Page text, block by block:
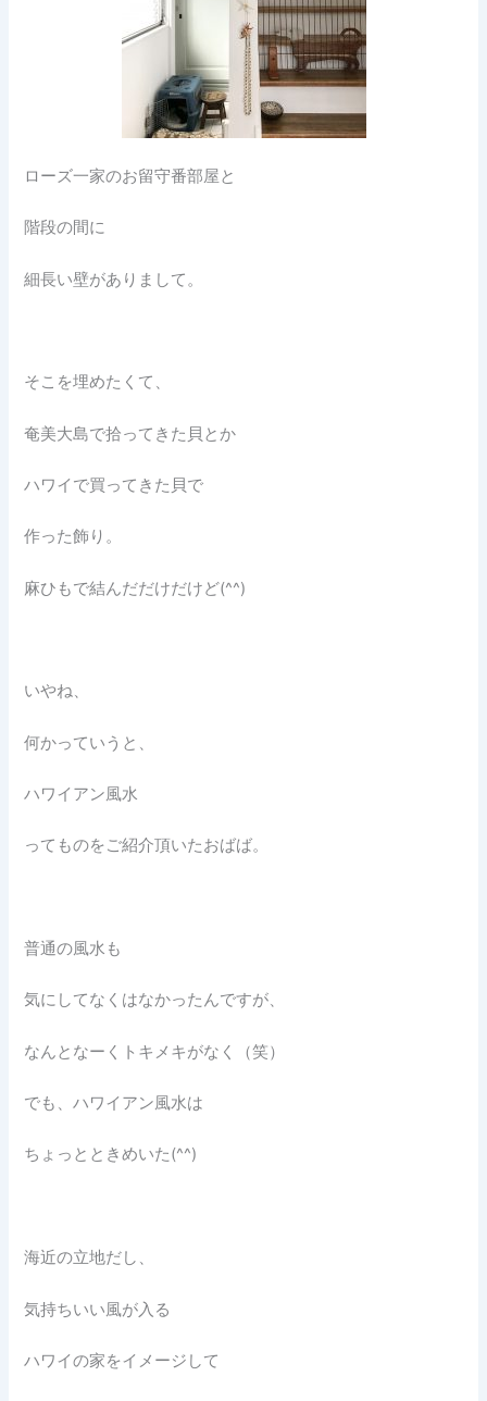
ローズ一家のお留守番部屋と
階段の間に
細長い壁がありまして。
そこを埋めたくて、
奄美大島で拾ってきた貝とか
ハワイで買ってきた貝で
作った飾り。
麻ひもで結んだだけだけど(^^)
いやね、
何かっていうと、
ハワイアン風水
ってものをご紹介頂いたおばば。
普通の風水も
気にしてなくはなかったんですが、
なんとなーくトキメキがなく（笑）
でも、ハワイアン風水は
ちょっとときめいた(^^)
海近の立地だし、
気持ちいい風が入る
ハワイの家をイメージして